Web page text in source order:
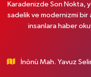
Karadenizde Son Nokta,
sadelik ve modernizmi bir
insanlara haber
İnönü Mah. Yavuz